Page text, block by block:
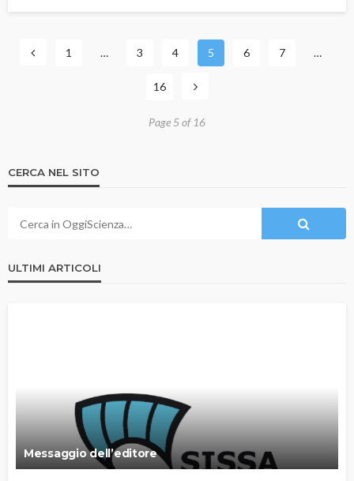
1 … 3 4 5 6 7 …
16
Page 5 of 16
CERCA NEL SITO
ULTIMI ARTICOLI
Messaggio dell’editore